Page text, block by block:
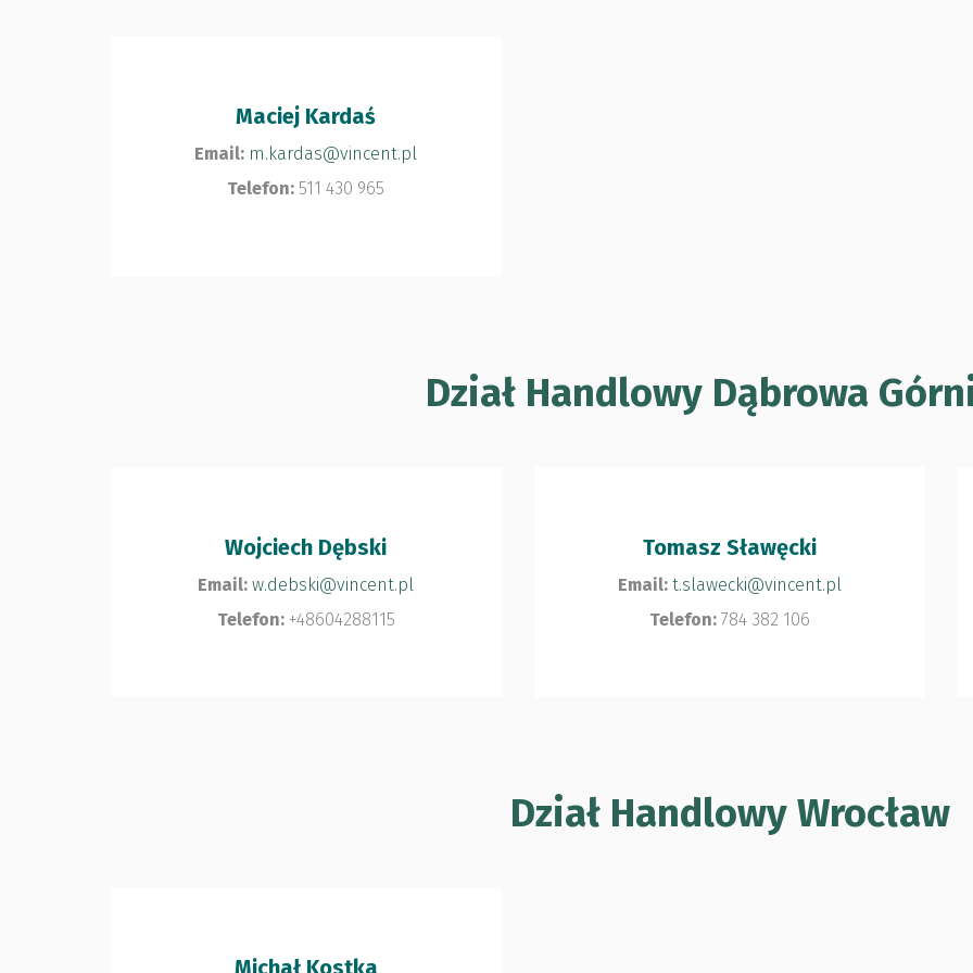
Maciej Kardaś
Email: m.kardas@vincent.pl
Telefon: 511 430 965
Dział Handlowy Dąbrowa
Wojciech Dębski
Email: w.debski@vincent.pl
Telefon:+48604288115
Tomasz Sławęcki
Email: t.slawecki@vincent.pl
Telefon:784 382 106
Dział Handlowy Wrocław
Michał Kostka